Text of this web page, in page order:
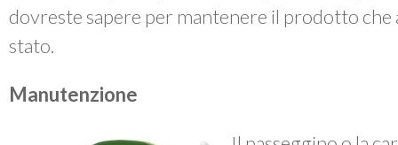
dovreste sapere per mantenere il prodotto
stato.
Manutenzione